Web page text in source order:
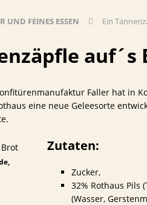
November 2023 ] Kochen mit Bier:
ALLGEMEIN
[ 17. Oktober 2023 ]
Jahreszeiten
ALLGEMEIN
September 2023 ] Welche Biersorten
Mai 2025 ] Blondes aus Schwaney
UND FEINES ESSEN Ein
auf´s
Faller hat in
eine neue Geleesorte
Zutaten:
Zucker,
32% Rothaus Pils
(Wasser,